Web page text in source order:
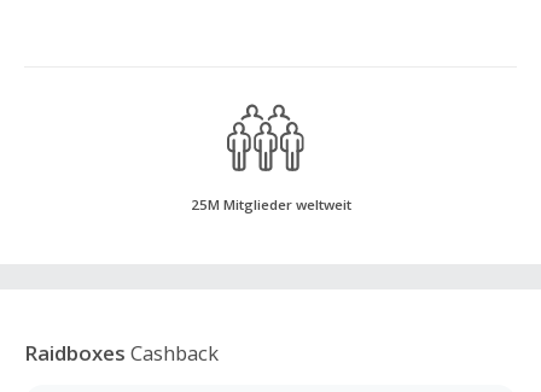
25M Mitglieder weltweit
Raidboxes Cashback